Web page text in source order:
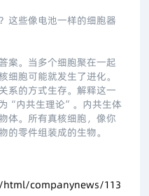
这些像电池一样的细胞器
案。当多个细胞聚在一起
细胞可能就发生了进化。
系的方式生存。解释这一
“内共生理论”。内共生体
体。所有真核细胞，像你
的零件组装成的生物。
companynews/113